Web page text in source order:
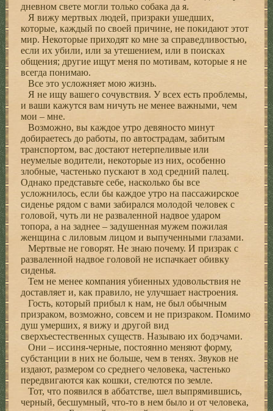
дневном свете могли только собака да я.
Я вижу мертвых людей, призраки ушедших,
которые, каждый по своей причине, не покидают этот
мир. Некоторые приходят ко мне за справедливостью,
если их убили, или за утешением, или в поисках
общения; другие ищут меня по мотивам, которые я не
всегда понимаю.
Все это усложняет мою жизнь.
Я не ищу вашего сочувствия. У всех есть проблемы,
и ваши кажутся вам ничуть не менее важными, чем
мои – мне.
Возможно, вы каждое утро девяносто минут
добираетесь до работы, по автострадам, забитым
транспортом, вас достают нетерпеливые или
неумелые водители, некоторые из них, особенно
злобные, частенько пускают в ход средний палец.
Однако представьте себе, насколько бы все
усложнилось, если бы каждое утро на пассажирское
сиденье рядом с вами забирался молодой человек с
головой, чуть ли не разваленной надвое ударом
топора, а на заднее – задушенная мужем пожилая
женщина с лиловым лицом и выпученными глазами.
Мертвые не говорят. Не знаю почему. И призрак с
разваленной надвое головой не испачкает обивку
сиденья.
Тем не менее компания убиенных удовольствия не
доставляет и, как правило, не улучшает настроения.
Гость, который прибыл к нам, не был обычным
призраком, возможно, совсем и не призраком. Помимо
душ умерших, я вижу и другой вид
сверхъестественных существ. Называю их бодэчами.
Они – иссиня-черные, постоянно меняют форму,
субстанции в них не больше, чем в тенях. Звуков не
издают, размером со среднего человека, частенько
передвигаются как кошки, стелются по земле.
Тот, что появился в аббатстве, шел выпрямившись,
черный, бесшумный, что-то в нем было и от человека,